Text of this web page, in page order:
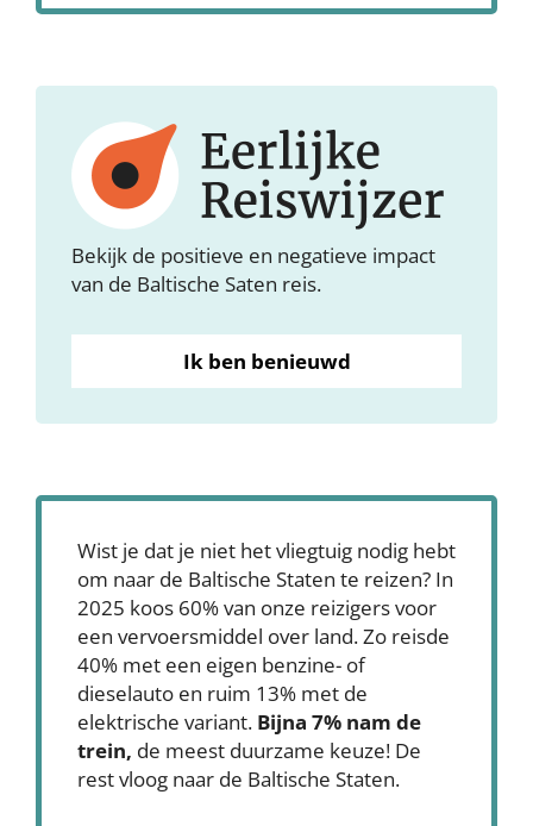
Bekijk de positieve en negatieve impact
van de Baltische Saten reis.
Ik ben benieuwd
Wist je dat je niet het vliegtuig nodig hebt
om naar de Baltische Staten te reizen? In
2025 koos 60% van onze reizigers voor
een vervoersmiddel over land. Zo reisde
40% met een eigen benzine- of
dieselauto en ruim 13% met de
elektrische variant. Bijna 7% nam de
trein, de meest duurzame keuze! De
rest vloog naar de Baltische Staten.